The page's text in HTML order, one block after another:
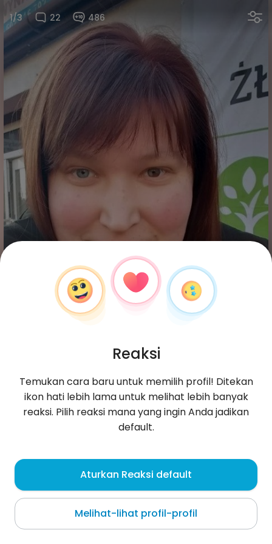
1/3 22 486
Kasia
Szczecinek
Tentang saya
Reaksi
Temukan cara baru untuk memilih profil! Ditekan
ikon hati lebih lama untuk melihat lebih banyak
reaksi. Pilih reaksi mana yang ingin Anda jadikan
default.
Aturkan Reaksi default
Melihat-lihat profil-profil